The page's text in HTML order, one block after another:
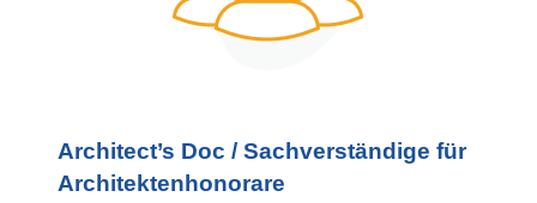
Architect’s Doc / Sachverständige für
Architektenhonorare